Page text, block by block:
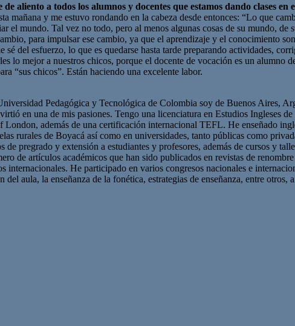
aliento a todos los alumnos y docentes que estamos dando clases en
mañana y me estuvo rondando en la cabeza desde entonces: “Lo que
el mundo. Tal vez no todo, pero al menos algunas cosas de su mundo,
para impulsar ese cambio, ya que el aprendizaje y el conocimiento
sé del esfuerzo, lo que es quedarse hasta tarde preparando actividades,
lo mejor a nuestros chicos, porque el docente de vocación es un
“sus chicos”. Están haciendo una excelente labor.
Pedagógica y Tecnológica de Colombia soy de Buenos Aires,
en una de mis pasiones. Tengo una licenciatura en Estudios
además de una certificación internacional TEFL. He enseñado
rurales de Boyacá así como en universidades, tanto públicas como
pregrado y extensión a estudiantes y profesores, además de cursos y
de artículos académicos que han sido publicados en revistas de
internacionales. He participado en varios congresos nacionales e
del aula, la enseñanza de la fonética, estrategias de enseñanza, entre otros,